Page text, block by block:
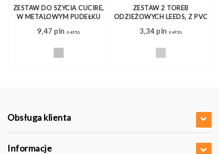
ZESTAW DO SZYCIA CUCIRE,
W METALOWYM PUDEŁKU
9,47 pln netto
ZESTAW 2 TOREB
ODZIEŻOWYCH LEEDS, Z PVC
3,34 pln netto
Obsługa klienta
Informacje